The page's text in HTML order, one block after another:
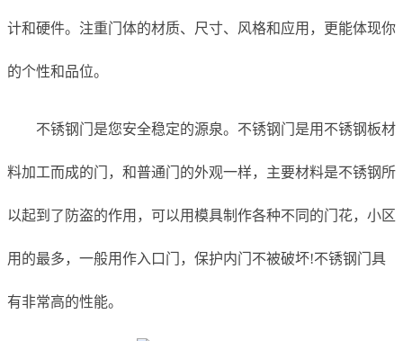
计和硬件。注重门体的材质、尺寸、风格和应用，更能体现你
的个性和品位。
不锈钢门是您安全稳定的源泉。不锈钢门是用不锈钢板材
料加工而成的门，和普通门的外观一样，主要材料是不锈钢所
以起到了防盗的作用，可以用模具制作各种不同的门花，小区
用的最多，一般用作入口门，保护内门不被破坏!不锈钢门具
有非常高的性能。